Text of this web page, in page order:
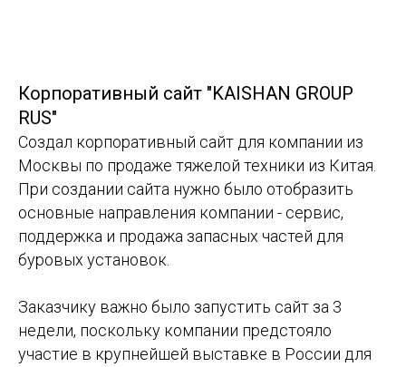
Корпоративный сайт "KAISHAN GROUP
RUS"
Создал корпоративный сайт для компании из
Москвы по продаже тяжелой техники из Китая.
При создании сайта нужно было отобразить
основные направления компании - сервис,
поддержка и продажа запасных частей для
буровых установок.
Заказчику важно было запустить сайт за 3
недели, поскольку компании предстояло
участие в крупнейшей выставке в России для